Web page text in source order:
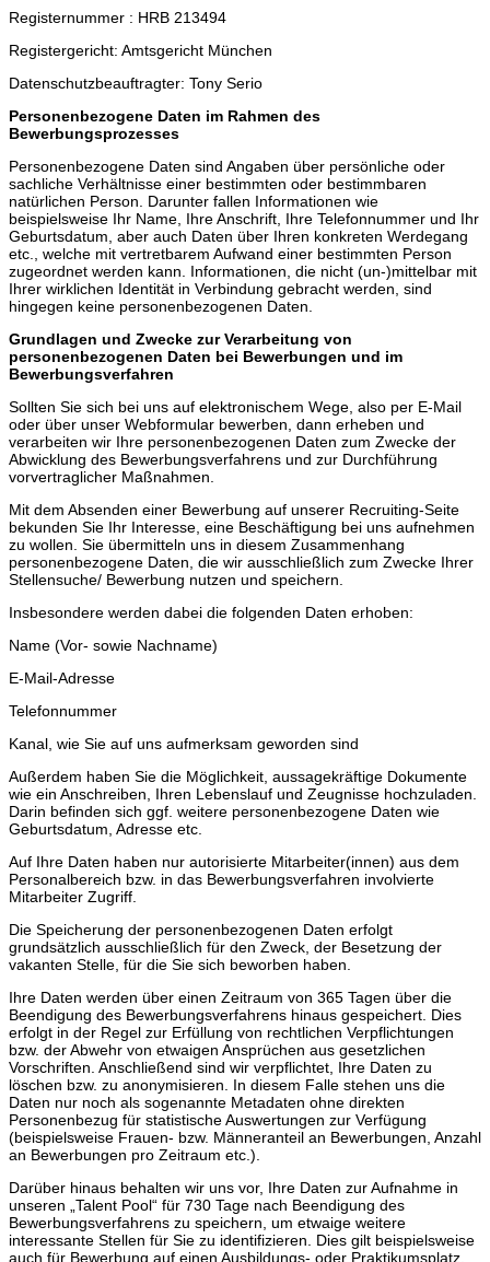
Registernummer : HRB 213494
Registergericht: Amtsgericht München
Datenschutzbeauftragter: Tony Serio
Personenbezogene Daten im Rahmen des
Bewerbungsprozesses
Personenbezogene Daten sind Angaben über persönliche oder
sachliche Verhältnisse einer bestimmten oder bestimmbaren
natürlichen Person. Darunter fallen Informationen wie
beispielsweise Ihr Name, Ihre Anschrift, Ihre Telefonnummer und Ihr
Geburtsdatum, aber auch Daten über Ihren konkreten Werdegang
etc., welche mit vertretbarem Aufwand einer bestimmten Person
zugeordnet werden kann. Informationen, die nicht (un-)mittelbar mit
Ihrer wirklichen Identität in Verbindung gebracht werden, sind
hingegen keine personenbezogenen Daten.
Grundlagen und Zwecke zur Verarbeitung von
personenbezogenen Daten bei Bewerbungen und im
Bewerbungsverfahren
Sollten Sie sich bei uns auf elektronischem Wege, also per E-Mail
oder über unser Webformular bewerben, dann erheben und
verarbeiten wir Ihre personenbezogenen Daten zum Zwecke der
Abwicklung des Bewerbungsverfahrens und zur Durchführung
vorvertraglicher Maßnahmen.
Mit dem Absenden einer Bewerbung auf unserer Recruiting-Seite
bekunden Sie Ihr Interesse, eine Beschäftigung bei uns aufnehmen
zu wollen. Sie übermitteln uns in diesem Zusammenhang
personenbezogene Daten, die wir ausschließlich zum Zwecke Ihrer
Stellensuche/ Bewerbung nutzen und speichern.
Insbesondere werden dabei die folgenden Daten erhoben:
Name (Vor- sowie Nachname)
E-Mail-Adresse
Telefonnummer
Kanal, wie Sie auf uns aufmerksam geworden sind
Außerdem haben Sie die Möglichkeit, aussagekräftige Dokumente
wie ein Anschreiben, Ihren Lebenslauf und Zeugnisse hochzuladen.
Darin befinden sich ggf. weitere personenbezogene Daten wie
Geburtsdatum, Adresse etc.
Auf Ihre Daten haben nur autorisierte Mitarbeiter(innen) aus dem
Personalbereich bzw. in das Bewerbungsverfahren involvierte
Mitarbeiter Zugriff.
Die Speicherung der personenbezogenen Daten erfolgt
grundsätzlich ausschließlich für den Zweck, der Besetzung der
vakanten Stelle, für die Sie sich beworben haben.
Ihre Daten werden über einen Zeitraum von 365 Tagen über die
Beendigung des Bewerbungsverfahrens hinaus gespeichert. Dies
erfolgt in der Regel zur Erfüllung von rechtlichen Verpflichtungen
bzw. der Abwehr von etwaigen Ansprüchen aus gesetzlichen
Vorschriften. Anschließend sind wir verpflichtet, Ihre Daten zu
löschen bzw. zu anonymisieren. In diesem Falle stehen uns die
Daten nur noch als sogenannte Metadaten ohne direkten
Personenbezug für statistische Auswertungen zur Verfügung
(beispielsweise Frauen- bzw. Männeranteil an Bewerbungen, Anzahl
an Bewerbungen pro Zeitraum etc.).
Darüber hinaus behalten wir uns vor, Ihre Daten zur Aufnahme in
unseren „Talent Pool“ für 730 Tage nach Beendigung des
Bewerbungsverfahrens zu speichern, um etwaige weitere
interessante Stellen für Sie zu identifizieren. Dies gilt beispielsweise
auch für Bewerbung auf einen Ausbildungs- oder Praktikumsplatz.